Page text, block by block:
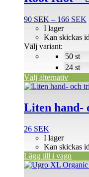
90 SEK – 166 SEK
50 st
24 st
I lager
Kan skickas
Välj variant:
Välj alternativ
har
varianter.
olika
alternativen
på
produktsidan
Liten hand-
26 SEK
I lager
Kan skickas
Lägg till i vagn